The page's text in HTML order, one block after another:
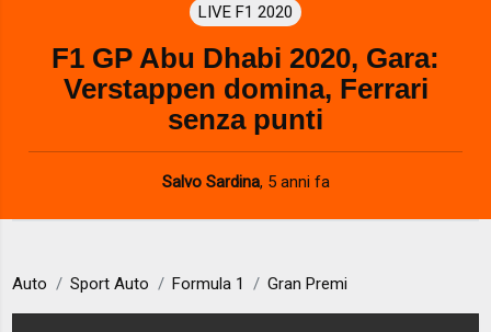
LIVE F1 2020
F1 GP Abu Dhabi 2020, Gara:
Verstappen domina, Ferrari
senza punti
Salvo Sardina, 5 anni fa
Auto Sport Auto Formula 1 Gran Premi